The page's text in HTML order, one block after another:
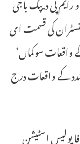
کی قسمت ای
واقعات سوکماں‘
کے واقعات درج
پولیس اسٹیشن